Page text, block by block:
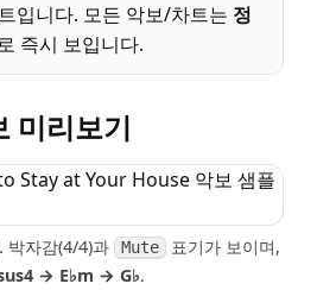
입니다. 모든 악보/차트는 정
즉시 보입니다.
미리보기
박자감(4/4)과 Mute
표기가 보이며,
→ E♭m → G♭.